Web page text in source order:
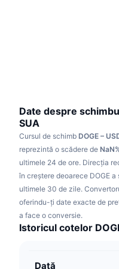
Sports
Finanțe
Tehnologie
NFT
RSI
MACD
Derivate
Prezentare
Cercetare
Videoclipuri
Glosar
Campanii
Evenimentele
Recompense sub
Date despre
SUA
Cursul de schimb DOGE –
reprezintă o scădere de
ultimele 24 de ore. Direcția
în creștere deoarece DOGE a
ultimele 30 de zile.
oferindu-ți date exacte de
a face o conversie.
Istoricul cotelor
Dată